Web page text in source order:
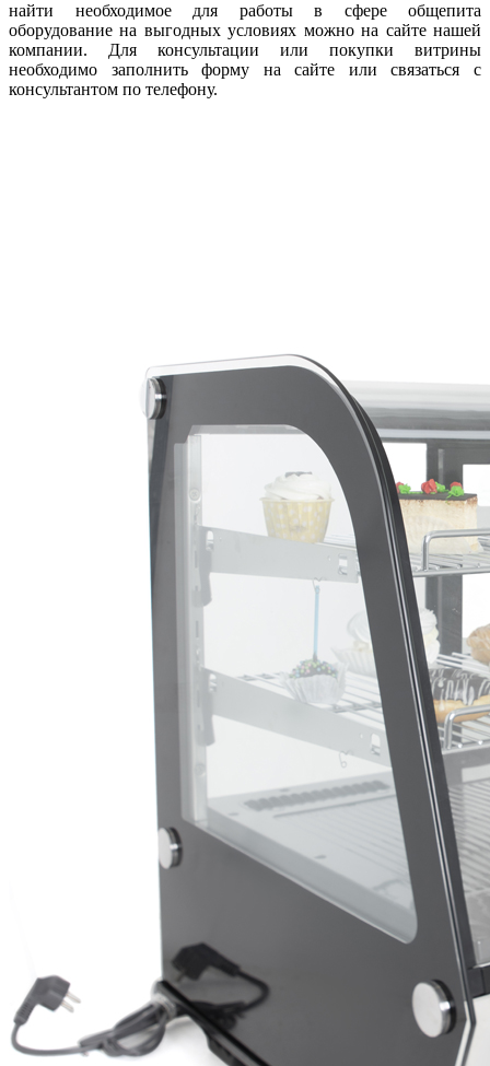
найти необходимое для работы в сфере общепита
оборудование на выгодных условиях можно на сайте нашей
компании. Для консультации или покупки витрины
необходимо заполнить форму на сайте или связаться с
консультантом по телефону.